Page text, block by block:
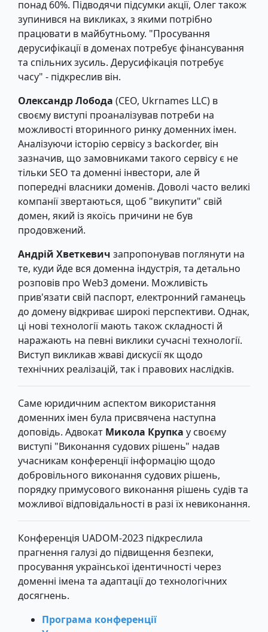
понад 60%. Підводячи підсумки акції, Олег також
зупинився на викликах, з якими потрібно
працювати в майбутньому. "Просування
дерусифікації в доменах потребує фінансування
та спільних зусиль. Дерусифікація потребує
часу" - підкреслив він.
Олександр Лобода (CEO, Ukrnames LLC) в
своєму виступі проаналізував потреби на
можливості вторинного ринку доменних імен.
Аналізуючи історію сервісу з backorder, він
зазначив, що замовниками такого сервісу є не
тільки SEO та доменні інвестори, але й
попередні власники доменів. Доволі часто великі
компанії звертаються, щоб "викупити" свій
домен, який із якоїсь причини не був
продовжений.
Андрій Хветкевич запропонував поглянути на
те, куди йде вся доменна індустрія, та детально
розповів про Web3 домени. Можливість
прив'язати свій паспорт, електронний гаманець
до домену відкриває широкі перспективи. Однак,
ці нові технології мають також складності й
наражають на певні виклики сучасні технології.
Виступ викликав жваві дискусії як щодо
технічних реалізацій, так і правових наслідків.
Саме юридичним аспектом використання
доменних імен була присвячена наступна
доповідь. Адвокат Микола Крупка у своєму
виступі "Виконання судових рішень" надав
учасникам конференції інформацію щодо
добровільного виконання судових рішень,
порядку примусового виконання рішень судів та
можливої відповідальності в разі їх невиконання.
Конференція UADOM-2023 підкреслила
прагнення галузі до підвищення безпеки,
просування української ідентичності через
доменні імена та адаптації до технологічних
досягнень.
Програма конференції